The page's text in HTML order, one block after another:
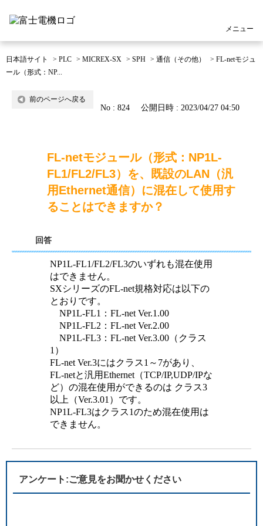
メニュー
日本語サイト > PLC > MICREX-SX > SPH > 通信（その他） > FL-netモジュ
ール（形式：NP...
前のページへ戻る
No : 824 公開日時 : 2023/04/27 04:50
FL-netモジュール（形式：NP1L-
FL1/FL2/FL3）を、既設のLAN（汎
用Ethernet通信）に混在して使用す
ることはできますか？
回答
NP1L-FL1/FL2/FL3のいずれも混在使用
はできません。
SXシリーズのFL-net規格対応は以下の
とおりです。
NP1L-FL1：FL-net Ver.1.00
NP1L-FL2：FL-net Ver.2.00
NP1L-FL3：FL-net Ver.3.00（クラス
1）
FL-net Ver.3にはクラス1～7があり、
FL-netと汎用Ethernet（TCP/IP,UDP/IPな
ど）の混在使用ができるのは クラス3
以上（Ver.3.01）です。
NP1L-FL3はクラス1のため混在使用は
できません。
アンケート:ご意見をお聞かせください